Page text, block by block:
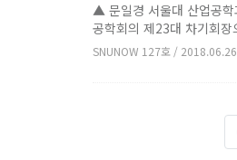
▲ 문일경 서울대 산업공학
공학회의 제23대 차기회
SNUNOW 127호 / 2018.06.26